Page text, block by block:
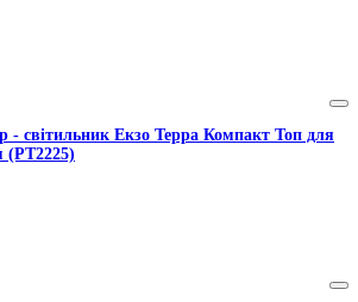
- світильник Екзо Терра Компакт Топ для
(PT2225)